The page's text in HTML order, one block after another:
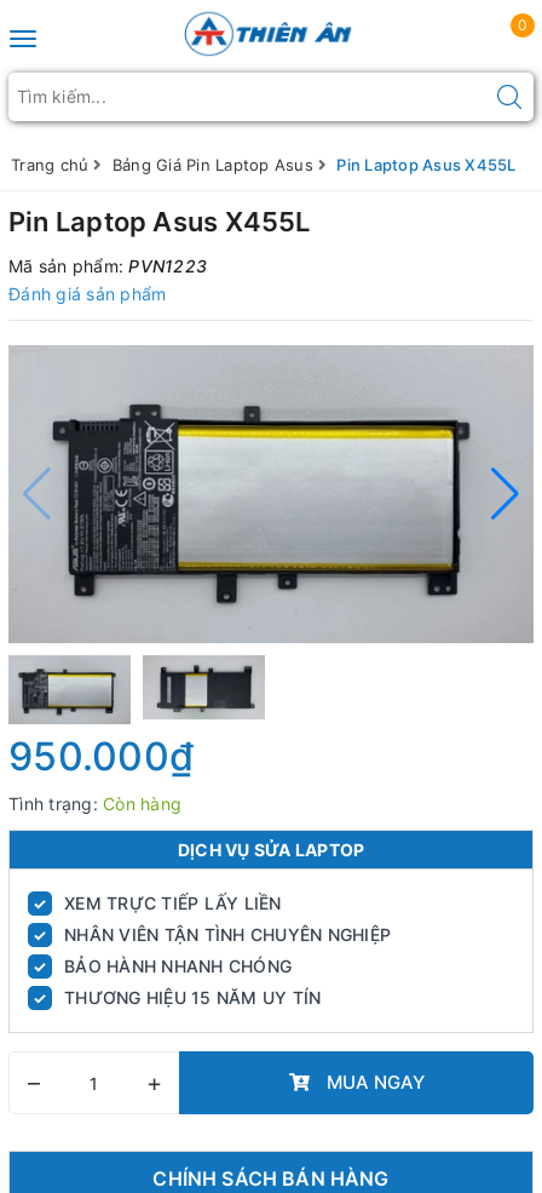
Toggle navigation
0
Trang chủ Bảng Giá Pin Laptop Asus Pin Laptop Asus X455L
Pin Laptop Asus X455L
Mã sản phẩm:PVN1223
Đánh giá sản phẩm
950.000₫
Tình trạng: Còn hàng
DỊCH VỤ SỬA LAPTOP
✓ XEM TRỰC TIẾP LẤY LIỀN
✓ NHÂN VIÊN TẬN TÌNH CHUYÊN NGHIỆP
✓ BẢO HÀNH NHANH CHÓNG
✓ THƯƠNG HIỆU 15 NĂM UY TÍN
– + MUA NGAY
CHÍNH SÁCH BÁN HÀNG